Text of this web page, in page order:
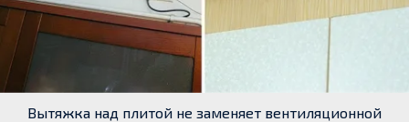
Вытяжка над плитой не заменяет вентиляционной